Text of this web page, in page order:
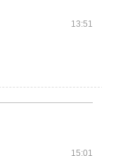
13:51
15:01